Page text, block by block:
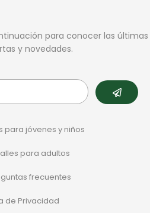
para conocer las últimas
y novedades.
para jóvenes y niños
para adultos
frecuentes
de Privacidad